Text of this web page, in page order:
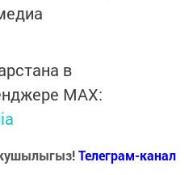
в
MАХ:
кушылыгыз!Телеграм-канал